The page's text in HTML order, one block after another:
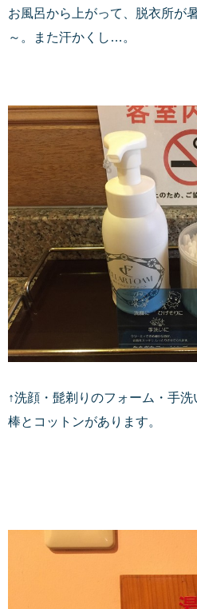
お風呂から上がって、脱衣所が
～。また汗かくし…。
↑洗顔・髭剃りのフォーム・手
棒とコットンがあります。